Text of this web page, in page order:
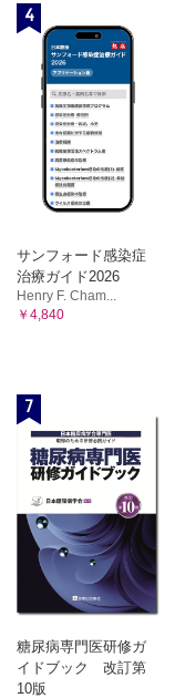
4
サンフォード感染症
治療ガイド2026
Henry F. Cham...
￥4,840
7
糖尿病専門医研修ガ
イドブック 改訂第
10版